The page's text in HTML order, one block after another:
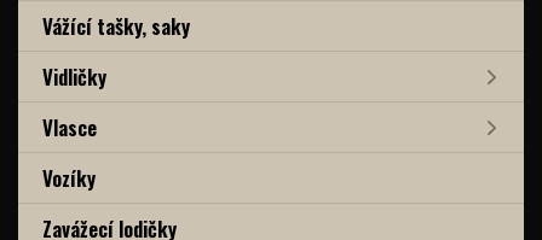
Vážící tašky, saky
Vidličky
Vlasce
Vozíky
Zavážecí lodičky